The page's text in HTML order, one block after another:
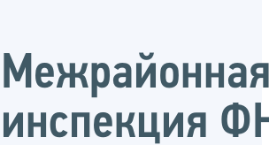
инспекция